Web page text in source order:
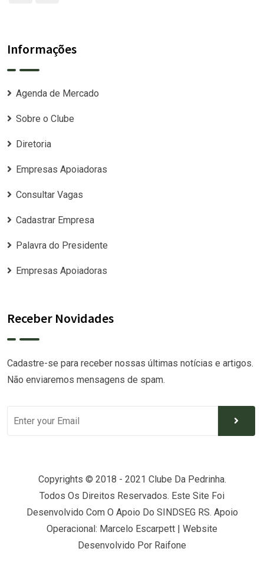
Informações
Agenda de Mercado
Sobre o Clube
Diretoria
Empresas Apoiadoras
Consultar Vagas
Cadastrar Empresa
Palavra do Presidente
Empresas Apoiadoras
Receber Novidades
Cadastre-se para receber nossas últimas notícias e artigos.
Não enviaremos mensagens de spam.
Copyrights © 2018 - 2021 Clube Da Pedrinha.
Todos Os Direitos Reservados. Este Site Foi
Desenvolvido Com O Apoio Do SINDSEG RS. Apoio
Operacional: Marcelo Escarpett | Website
Desenvolvido Por Raifone